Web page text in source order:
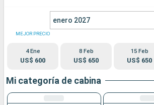
enero 2027
MEJOR PRECIO
4 Ene
US$ 600
8 Feb
US$ 650
15 Feb
US$ 650
Mi categoría de cabina
Puertos
Buscar